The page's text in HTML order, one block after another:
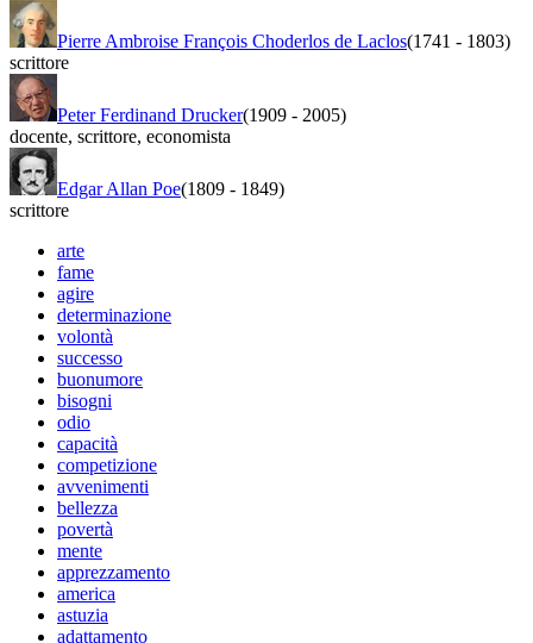
Pierre Ambroise François Choderlos de Laclos(1741 - 1803)
scrittore
Peter Ferdinand Drucker(1909 - 2005)
docente, scrittore, economista
Edgar Allan Poe(1809 - 1849)
scrittore
arte
fame
agire
determinazione
volontà
successo
buonumore
bisogni
odio
capacità
competizione
avvenimenti
bellezza
povertà
mente
apprezzamento
america
astuzia
adattamento